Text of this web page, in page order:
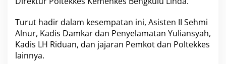
w
i
s
Turut hadir dalam kesempatan ini, Asisten II Sehmi
Alnur, Kadis Damkar dan Penyelamatan Yuliansyah,
Kadis LH Riduan, dan jajaran Pemkot dan Poltekkes
lainnya.